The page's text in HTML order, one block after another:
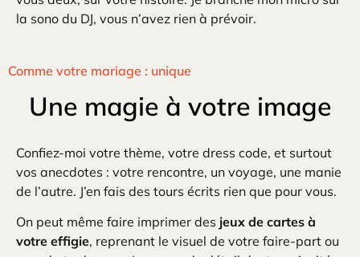
la sono du DJ, vous n’avez rien à prévoir.
Comme votre mariage : unique
Une magie à votre image
Confiez-moi votre thème, votre dress code, et surtout
vos anecdotes : votre rencontre, un voyage, une manie
de l’autre. J’en fais des tours écrits rien que pour vous.
On peut même faire imprimer des jeux de cartes à
votre effigie, reprenant le visuel de votre faire-part ou